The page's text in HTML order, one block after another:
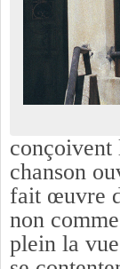
conçoivent
chanson
fait œuvre
non
plein la